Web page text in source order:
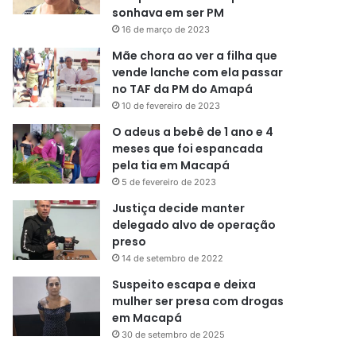
sonhava em ser PM
16 de março de 2023
Mãe chora ao ver a filha que
vende lanche com ela passar
no TAF da PM do Amapá
10 de fevereiro de 2023
O adeus a bebê de 1 ano e 4
meses que foi espancada
pela tia em Macapá
5 de fevereiro de 2023
Justiça decide manter
delegado alvo de operação
preso
14 de setembro de 2022
Suspeito escapa e deixa
mulher ser presa com drogas
em Macapá
30 de setembro de 2025